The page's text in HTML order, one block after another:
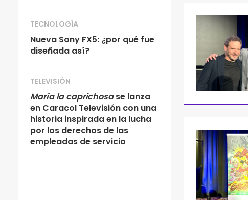
TECNOLOGÍA
Nueva Sony FX5: ¿por qué fue
diseñada así?
TELEVISIÓN
María la caprichosase lanza
en Caracol Televisión con una
historia inspirada en la lucha
por los derechos de las
empleadas de servicio